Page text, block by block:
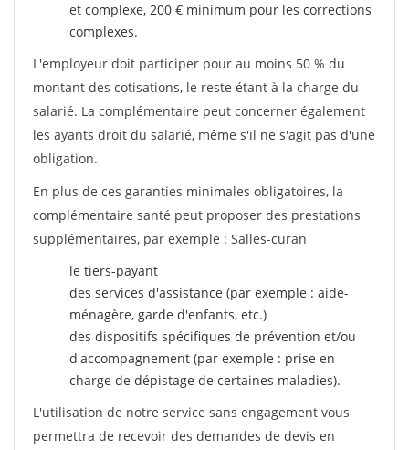
et complexe, 200 € minimum pour les corrections
complexes.
L'employeur doit participer pour au moins 50 % du
montant des cotisations, le reste étant à la charge du
salarié. La complémentaire peut concerner également
les ayants droit du salarié, même s'il ne s'agit pas d'une
obligation.
En plus de ces garanties minimales obligatoires, la
complémentaire santé peut proposer des prestations
supplémentaires, par exemple : Salles-curan
le tiers-payant
des services d'assistance (par exemple : aide-
ménagère, garde d'enfants, etc.)
des dispositifs spécifiques de prévention et/ou
d'accompagnement (par exemple : prise en
charge de dépistage de certaines maladies).
L'utilisation de notre service sans engagement vous
permettra de recevoir des demandes de devis en